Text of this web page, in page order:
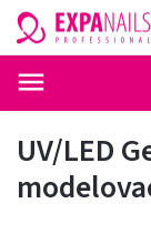
UV/LED